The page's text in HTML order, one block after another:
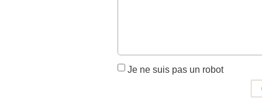
Je ne suis pas un robot